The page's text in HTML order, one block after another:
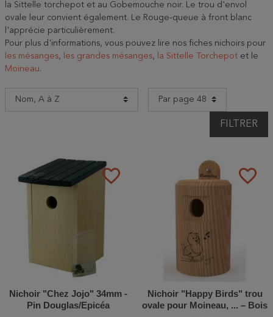
la Sittelle torchepot et au Gobemouche noir. Le trou d'envol
ovale leur convient également. Le Rouge-queue à front blanc
l'apprécie particulièrement.
Pour plus d'informations, vous pouvez lire nos fiches nichoirs pour
les mésanges, les grandes mésanges, la Sittelle Torchepot et le
Moineau.
FILTRER
favorite_border
Nichoir "Chez Jojo" 34mm -
Pin Douglas/Epicéa
favorite_border
Nichoir "Happy Birds" trou
ovale pour Moineau, ... – Bois